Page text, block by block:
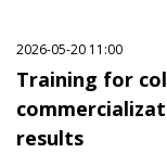
2026-05-20 11:00
Training for
results